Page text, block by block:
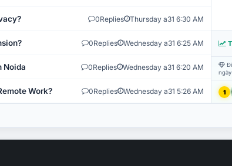
0Replies Thursday a31 6:30 AM
0Replies Wednesday a31 6:25 AM
Noida 0Replies Wednesday a31 6:20 AM
Work? 0Replies Wednesday a31 5:26 AM 1